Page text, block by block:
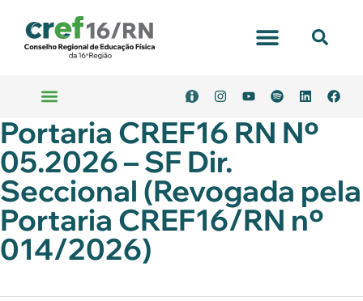
Portaria CREF16 RN Nº
05.2026 – SF Dir.
Seccional (Revogada pela
Portaria CREF16/RN nº
014/2026)